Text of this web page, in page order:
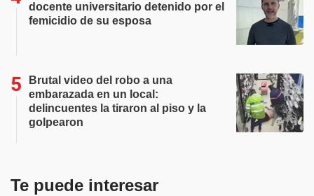
docente universitario detenido por el
femicidio de su esposa
Brutal video del robo a una
embarazada en un local:
delincuentes la tiraron al piso y la
golpearon
Te puede interesar